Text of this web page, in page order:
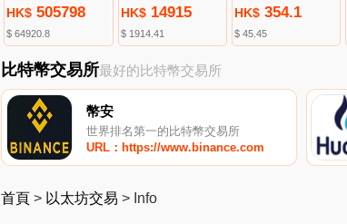
HK$ 505798
$ 64920.8
HK$14915
$ 1914.41
HK$354.1
$ 45.45
比特幣交易所最好的比特幣交易所
幣安
世界排名第一的比特幣交易所
URL：https://www.binance.com
首頁 > 以太坊交易 > Info